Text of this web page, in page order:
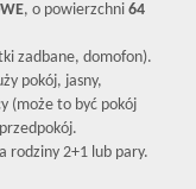
, o powierzchni 64
zadbane, domofon).
pokój, jasny,
(może to być pokój
rodziny 2+1 lub pary.